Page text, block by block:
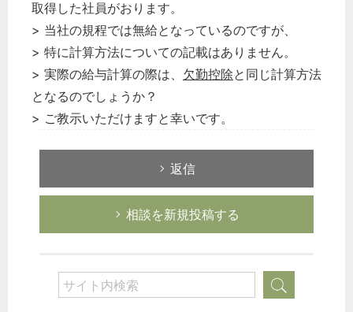
取得した社員がおります。
> 当社の規程では無給となっているのですが、
> 特に計算方法についての記載はありません。
> 実際の給与計算の際は、 欠勤控除と同じ計算方法
となるのでしょうか？
> ご教示いただけますと幸いです。
返信
相談を新規投稿する